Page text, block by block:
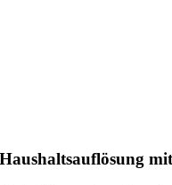
Haushaltsauflösung